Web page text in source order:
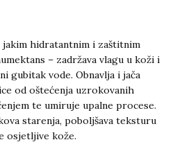
hidratantnim i zaštitnim
– zadržava vlagu u koži i
gubitak vode. Obnavlja i jača
od oštećenja uzrokovanih
te umiruje upalne procese.
starenja, poboljšava teksturu
osjetljive kože.